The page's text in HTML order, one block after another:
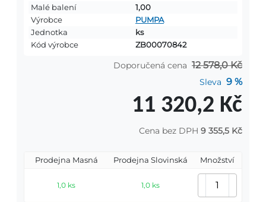
Malé balení
1,00
Výrobce
PUMPA
Jednotka
ks
Kód výrobce
ZB00070842
Doporučená cena 12 578,0 Kč
Sleva 9 %
11 320,2 Kč
Cena bez DPH 9 355,5 Kč
Prodejna Masná Prodejna Slovinská Množství
1,0 ks 1,0 ks